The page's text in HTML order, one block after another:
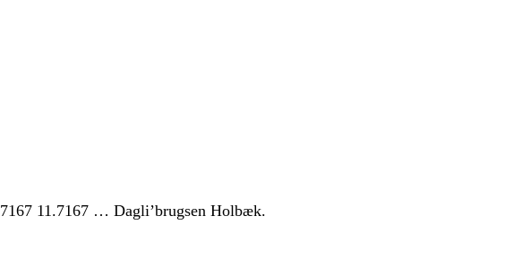
11.7167 … Dagli’brugsen Holbæk.